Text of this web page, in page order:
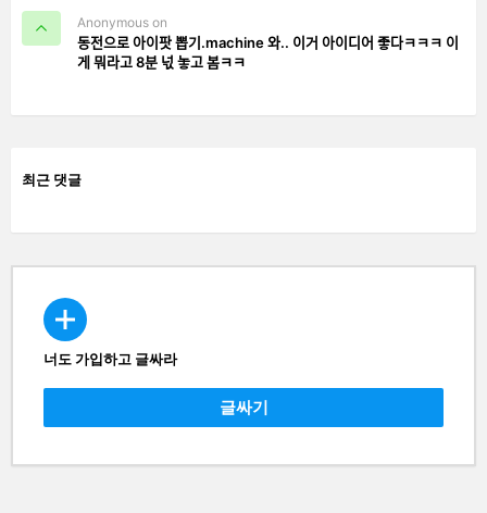
Anonymous on
동전으로 아이팟 뽑기.machine 와.. 이거 아이디어 좋다ㅋㅋㅋ 이
게 뭐라고 8분 넋 놓고 봄ㅋㅋ
최근 댓글
CREATE
너도 가입하고 글싸라
글싸기